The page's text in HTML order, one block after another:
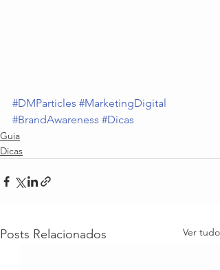
#DMParticles #MarketingDigital
#BrandAwareness #Dicas
Guia
Dicas
Posts Relacionados Ver tudo